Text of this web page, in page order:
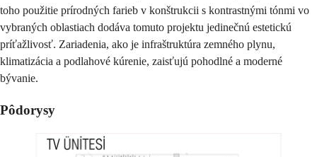
toho použitie prírodných farieb v konštrukcii s kontrastnými tónmi vo
vybraných oblastiach dodáva tomuto projektu jedinečnú estetickú
príťažlivosť. Zariadenia, ako je infraštruktúra zemného plynu,
klimatizácia a podlahové kúrenie, zaisťujú pohodlné a moderné
bývanie.
Pôdorysy